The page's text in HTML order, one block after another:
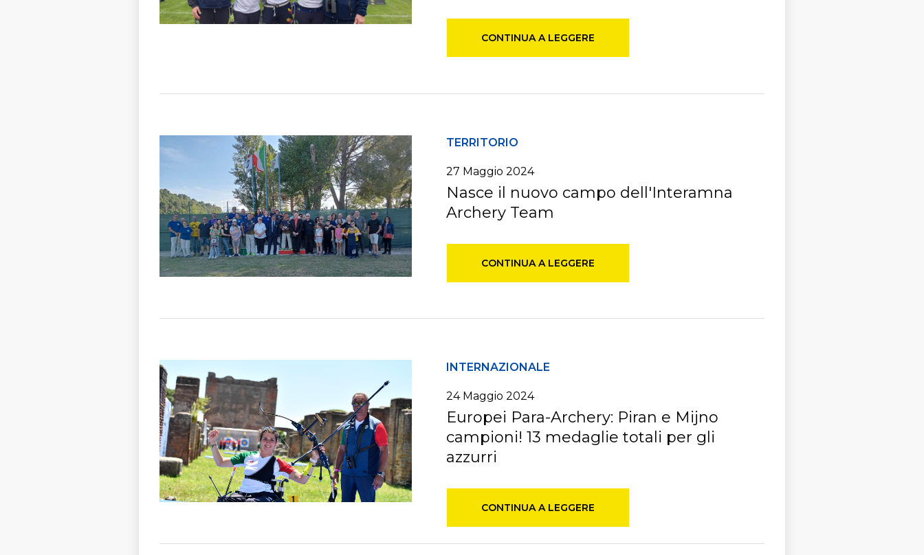
CONTINUA A LEGGERE
TERRITORIO
27 Maggio 2024
Nasce il nuovo campo dell'Interamna
Archery Team
CONTINUA A LEGGERE
INTERNAZIONALE
24 Maggio 2024
Europei Para-Archery: Piran e Mijno
campioni! 13 medaglie totali per gli
azzurri
CONTINUA A LEGGERE